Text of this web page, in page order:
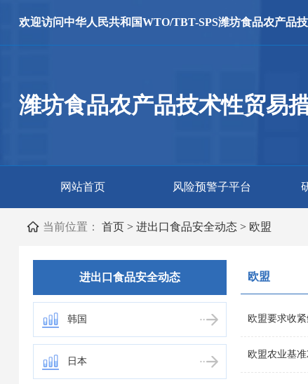
欢迎访问中华人民共和国WTO/TBT-SPS潍坊食品农产品
潍坊食品农产品技术性贸易
网站首页 风险预警子平台
当前位置： 首页> 进出口食品安全动态> 欧盟
进出口食品安全动态
韩国
日本
欧盟
欧盟要求收
欧盟农业基